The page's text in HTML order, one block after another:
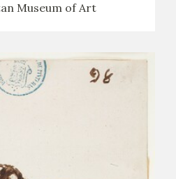
Museum of Art